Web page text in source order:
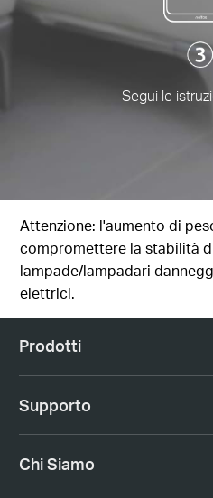
Segui le
Attenzione: l'aumento di
compromettere la stabilità
lampade/lampadari
elettrici.
Prodotti
Supporto
Chi Siamo